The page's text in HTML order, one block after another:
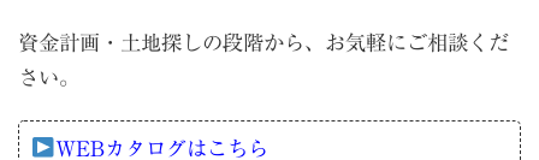
資金計画・土地探しの段階から、お気軽にご相談くだ
さい。
WEBカタログはこちら